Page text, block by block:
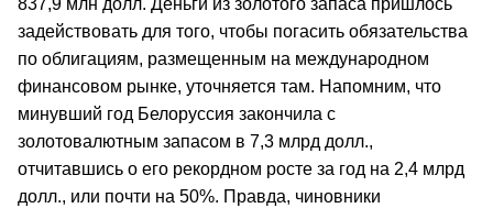
837,9 млн долл. Деньги из золотого запаса пришлось
задействовать для того, чтобы погасить обязательства
по облигациям, размещенным на международном
финансовом рынке, уточняется там. Напомним, что
минувший год Белоруссия закончила с
золотовалютным запасом в 7,3 млрд долл.,
отчитавшись о его рекордном росте за год на 2,4 млрд
долл., или почти на 50%. Правда, чиновники